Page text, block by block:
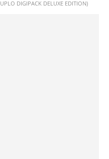
DIGIPACK DELUXE EDITION)